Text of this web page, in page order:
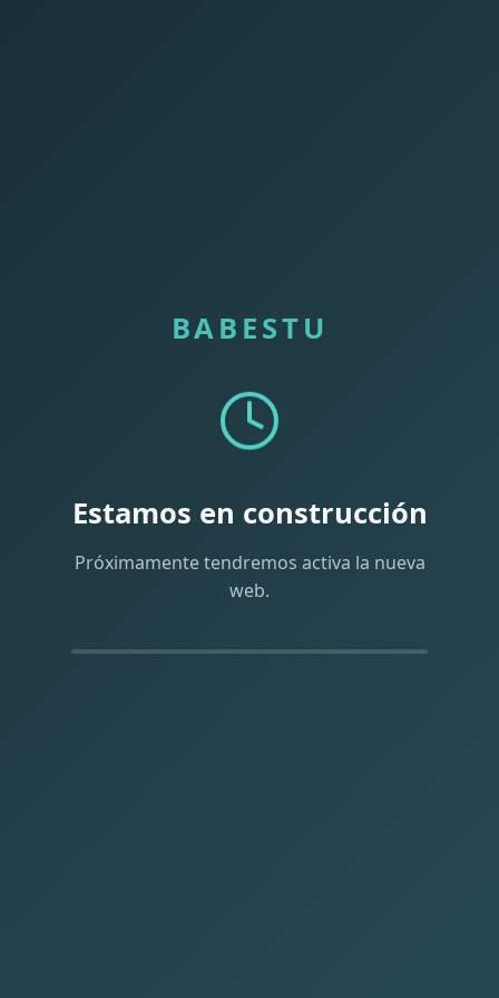
BABESTU
Estamos en construcción
Próximamente tendremos activa la nueva
web.